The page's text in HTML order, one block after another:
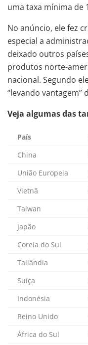
uma taxa mínima de
No anúncio, ele fez
especial a
deixado outros
produtos norte-
nacional. Segundo
“levando vantagem”
Veja algumas das
País
China
União Europeia
Vietnã
Taiwan
Japão
Coreia do Sul
Tailândia
Suíça
Indonésia
Reino Unido
África do Sul